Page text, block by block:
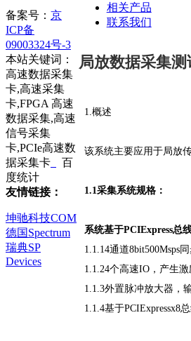
相关产品
联系我们
局放数据采集
1.概述
该系统主要应用于局放
1.1采集系统规格：
系统基于PCIExpress总
1.1.14通道8bit500Msps
1.1.24个高速IO，产生激
1.1.3外置脉冲放大器，
1.1.4基于PCIExpressx8
备案号： 京
ICP备
09003324号-3
本站关键词：
高速数据采集
卡,高速采集
卡,FPGA 高速
数据采集,高速
信号采集
卡,PCIe高速数
据采集卡
百
度统计
友情链接：
坤驰科技COM
德国Spectrum
瑞典SP
Devices